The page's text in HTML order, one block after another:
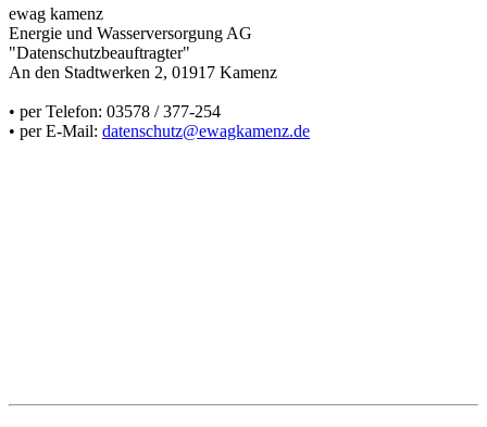
ewag kamenz
Energie und Wasserversorgung AG
"Datenschutzbeauftragter"
An den Stadtwerken 2, 01917 Kamenz
• per Telefon: 03578 / 377-254
• per E-Mail: datenschutz@ewagkamenz.de